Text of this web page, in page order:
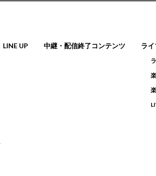
LINE UP 中継・配信終了コンテンツ ラ